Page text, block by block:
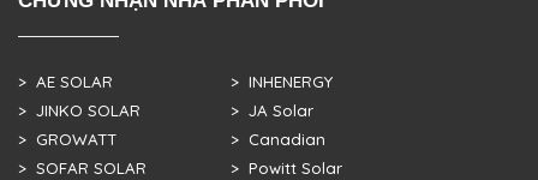
> AE SOLAR
> JINKO SOLAR
> GROWATT
> SOFAR SOLAR
> INHENERGY
> JA Solar
> Canadian
> Powitt Solar